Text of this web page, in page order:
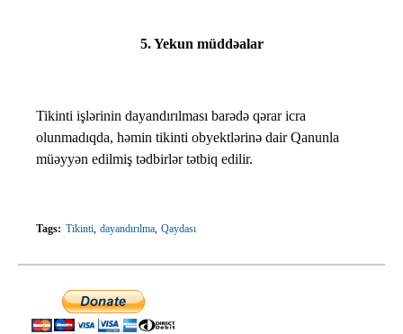
5. Yekun müddəalar
Tikinti işlərinin dayandırılması barədə qərar icra
olunmadıqda, həmin tikinti obyektlərinə dair Qanunla
müəyyən edilmiş tədbirlər tətbiq edilir.
Tags: Tikinti dayandırılma Qaydası